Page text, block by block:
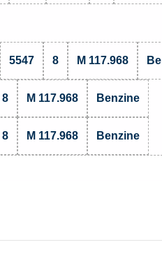
5547 8 M 117.968
8 M 117.968 Benzine
8 M 117.968 Benzine